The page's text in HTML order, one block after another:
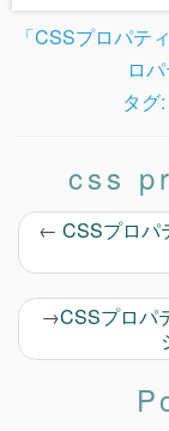
「CSSプロパテ
ロ
タグ:
css
← CSSプロパ
→CSSプロパ